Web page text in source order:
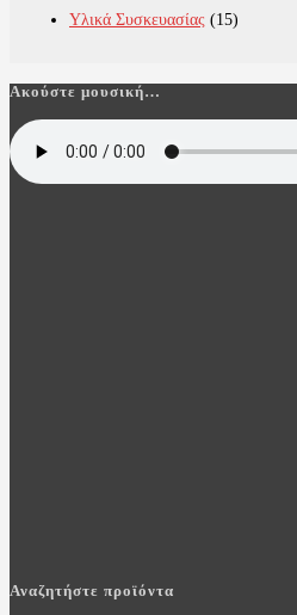
Υλικά Συσκευασίας (15)
Ακούστε μουσική…
Αναζητήστε προϊόντα